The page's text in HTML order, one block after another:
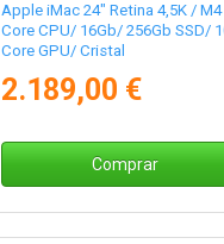
Apple iMac 24" Retina 4,5K / M4
Core CPU/ 16Gb/ 256Gb SSD/
Core GPU/ Cristal
2.189,00 €
Comprar